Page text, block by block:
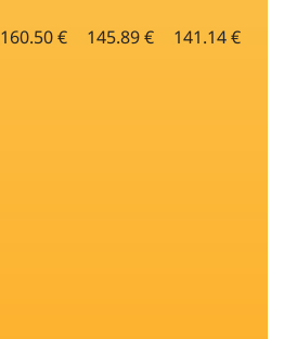
160.50 € 145.89 € 141.14 €